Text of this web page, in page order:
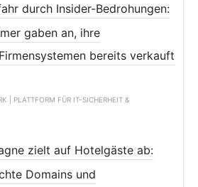
durch Insider-Bedrohungen:
gaben an, ihre
bereits verkauft
| PLATTFORM FÜR IT-SICHERHEIT &
zielt auf Hotelgäste ab:
Domains und